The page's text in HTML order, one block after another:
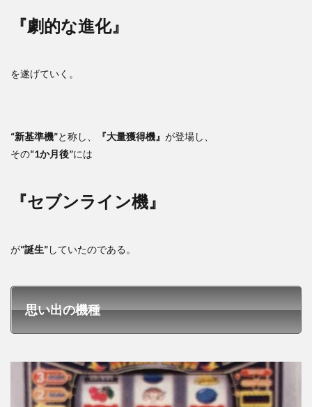
『劇的な進化』
を遂げていく。
“新基準機”と称し、 『大量獲得機』 が登場し、
その“1か月後”には
『セブンライン機』
が“誕生”していたのである。
思い出の機種